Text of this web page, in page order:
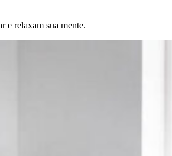
e relaxam sua mente.